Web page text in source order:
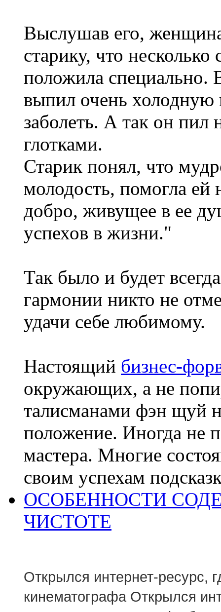
Выслушав его, женщина
старику, что
положила специально.
выпил очень холодную
заболеть. А так он
глотками.
Старик понял, что
молодость, помогла ей
добро, живущее в ее
успехов в жизни."
Так было и будет
гармонии никто не
удачи себе любимому.
Настоящий бизнес-
окружающих, а не
талисманами фэн щуй
положение. Иногда не
мастера. Многие
своим успехам
ОСОБЕННОСТИ
ЧИСТОТЕ
Открылся интернет-ресурс,
кинематографа Открылся